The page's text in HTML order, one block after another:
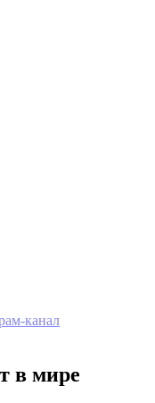
канал
в мире